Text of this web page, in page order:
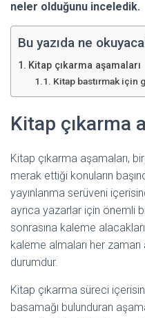
neler olduğunu inceledik.
Bu yazıda ne
Kitap çıkarma aşamaları
Kitap bastırmak için
Kitap çıkarma
Kitap çıkarma aşamaları,
merak ettiği konuların
yayınlanma serüveni
ayrıca yazarlar için önemli
sonrasına kaleme
kaleme almaları her
durumdur.
Kitap çıkarma süreci
basamağı bulunduran